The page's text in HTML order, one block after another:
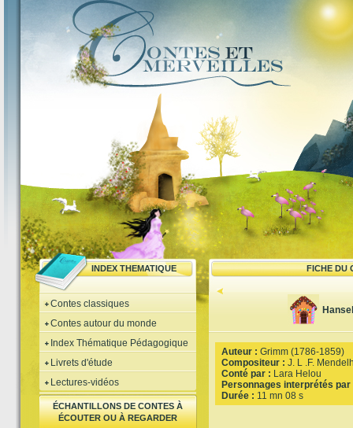
INDEX THEMATIQUE FICHE DU
Contes classiques
Contes autour du monde
Index Thématique Pédagogique
Livrets d'étude
Lectures-vidéos
ÉCHANTILLONS DE CONTES À
ÉCOUTER OU À REGARDER
Auteur : Grimm (1786-1859)
Compositeur : J. L .F.
Conté par : Lara Helou
Personnages interprétés par
Durée : 11 mn 08 s